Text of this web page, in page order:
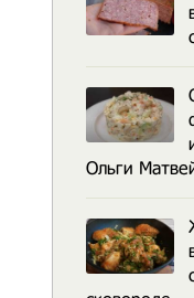
Ольги